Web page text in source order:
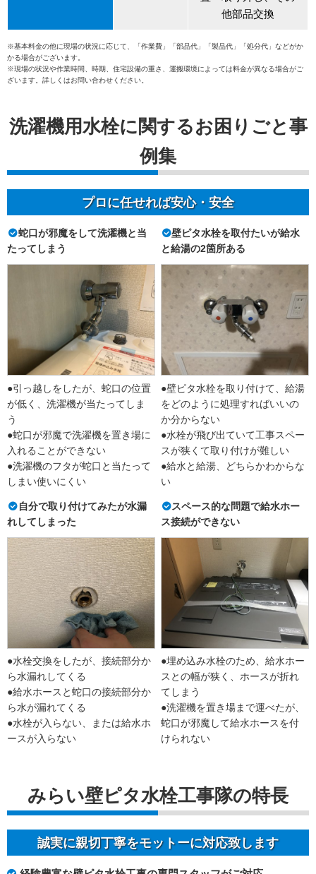
他部品交換
※基本料金の他に現場の状況に応じて、「作業費」「部品代」「製品代」「処分代」などがか
かる場合がございます。
※現場の状況や作業時間、時期、住宅設備の重さ、運搬環境によっては料金が異なる場合がご
ざいます。詳しくはお問い合わせください。
洗濯機用水栓に関するお困りごと事
例集
プロに任せれば安心・安全
蛇口が邪魔をして洗濯機と当
たってしまう
●引っ越しをしたが、蛇口の位置
が低く、洗濯機が当たってしま
う
●蛇口が邪魔で洗濯機を置き場に
入れることができない
●洗濯機のフタが蛇口と当たって
しまい使いにくい
壁ピタ水栓を取付たいが給水
と給湯の2箇所ある
●壁ピタ水栓を取り付けて、給湯
をどのように処理すればいいの
か分からない
●水栓が飛び出ていて工事スペー
スが狭くて取り付けが難しい
●給水と給湯、どちらかわからな
い
自分で取り付けてみたが水漏
れしてしまった
●水栓交換をしたが、接続部分か
ら水漏れしてくる
●給水ホースと蛇口の接続部分か
ら水が漏れてくる
●水栓が入らない、または給水ホ
ースが入らない
スペース的な問題で給水ホー
ス接続ができない
●埋め込み水栓のため、給水ホー
スとの幅が狭く、ホースが折れ
てしまう
●洗濯機を置き場まで運べたが、
蛇口が邪魔して給水ホースを付
けられない
みらい壁ピタ水栓工事隊の特長
誠実に親切丁寧をモットーに対応致します